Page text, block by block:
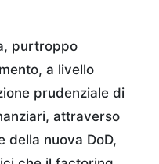
purtroppo
a livello
prudenziale di
attraverso
della nuova DoD,